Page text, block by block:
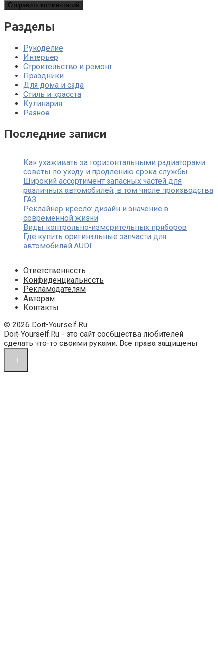
Разделы
Рукоделие
Интерьер
Строительство и ремонт
Праздники
Для дома и сада
Стиль и красота
Кулинария
Разное
Последние записи
Как ухаживать за горизонтальными радиаторами:
советы по уходу и продлению срока службы
Широкий ассортимент запасных частей для
различных автомобилей, в том числе производства
ГАЗ
Реклайнер кресло: дизайн и значение в
современной жизни
Виды контрольно-измерительных приборов
Где купить оригинальные запчасти для
автомобилей AUDI
Ответственность
Конфиденциальность
Рекламодателям
Авторам
Контакты
© 2026 Doit-Yourself.Ru
Doit-Yourself.Ru - это сайт сообщества любителей
сделать что-то своими руками. Все права защищены